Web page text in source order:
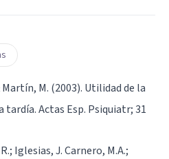
M. (2003). Utilidad de la
Actas Esp. Psiquiatr; 31
Iglesias, J. Carnero, M.A.;